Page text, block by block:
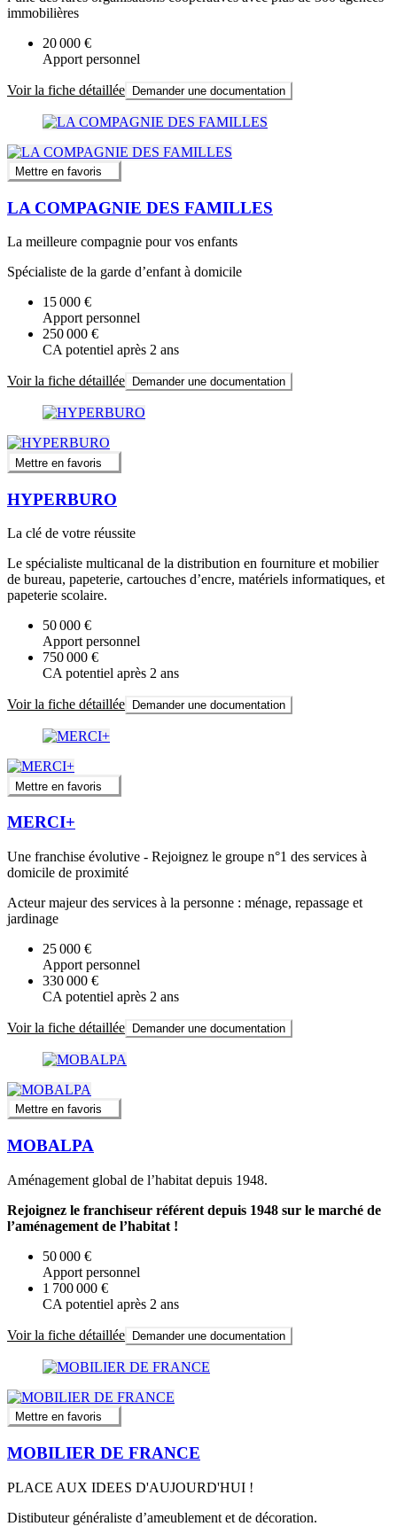
immobilières
20 000 €
Apport personnel
Voir la fiche détaillée Demander une documentation
Mettre en favoris
LA COMPAGNIE DES FAMILLES
La meilleure compagnie pour vos enfants
Spécialiste de la garde d’enfant à domicile
15 000 €
Apport personnel
250 000 €
CA potentiel après 2 ans
Voir la fiche détaillée Demander une documentation
Mettre en favoris
HYPERBURO
La clé de votre réussite
Le spécialiste multicanal de la distribution en fourniture et mobilier
de bureau, papeterie, cartouches d’encre, matériels informatiques, et
papeterie scolaire.
50 000 €
Apport personnel
750 000 €
CA potentiel après 2 ans
Voir la fiche détaillée Demander une documentation
Mettre en favoris
MERCI+
Une franchise évolutive - Rejoignez le groupe n°1 des services à
domicile de proximité
Acteur majeur des services à la personne : ménage, repassage et
jardinage
25 000 €
Apport personnel
330 000 €
CA potentiel après 2 ans
Voir la fiche détaillée Demander une documentation
Mettre en favoris
MOBALPA
Aménagement global de l’habitat depuis 1948.
Rejoignez le franchiseur référent depuis 1948 sur le marché de
l’aménagement de l’habitat !
50 000 €
Apport personnel
1 700 000 €
CA potentiel après 2 ans
Voir la fiche détaillée Demander une documentation
Mettre en favoris
MOBILIER DE FRANCE
PLACE AUX IDEES D'AUJOURD'HUI !
Distibuteur généraliste d’ameublement et de décoration.